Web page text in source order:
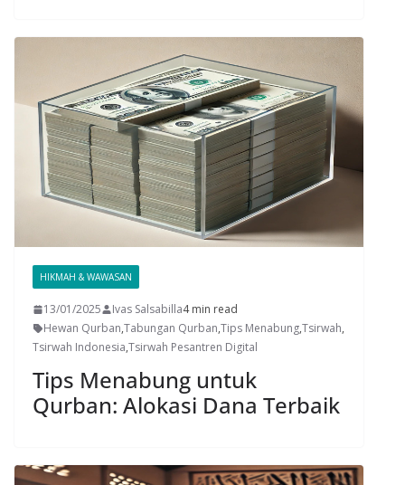
HIKMAH & WAWASAN
13/01/2025 Ivas Salsabilla4 min read
Hewan Qurban,Tabungan Qurban,Tips Menabung,Tsirwah,
Tsirwah Indonesia,Tsirwah Pesantren Digital
Tips Menabung untuk
Qurban: Alokasi Dana Terbaik